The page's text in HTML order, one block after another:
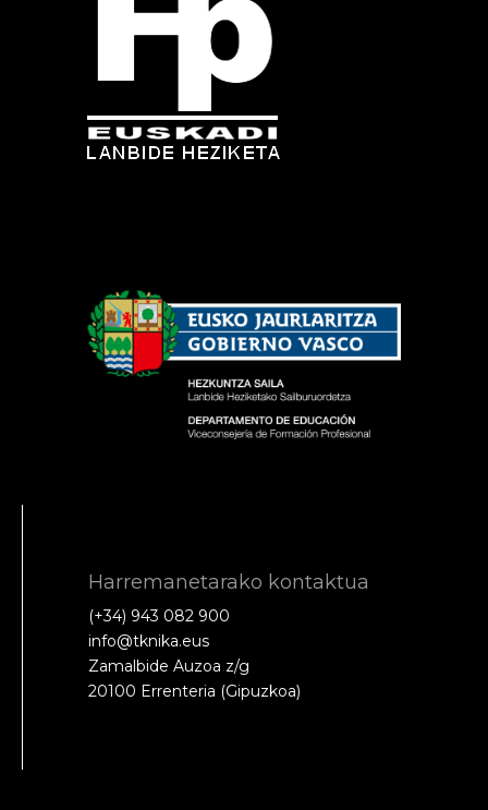
Harremanetarako kontaktua
(+34) 943 082 900
info@tknika.eus
Zamalbide Auzoa z/g
20100 Errenteria (Gipuzkoa)